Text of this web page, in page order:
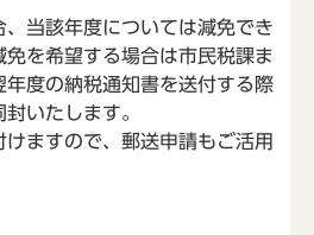
当該年度については減免でき
を希望する場合は市民税課ま
年度の納税通知書を送付する際
いたします。
ますので、郵送申請もご活用